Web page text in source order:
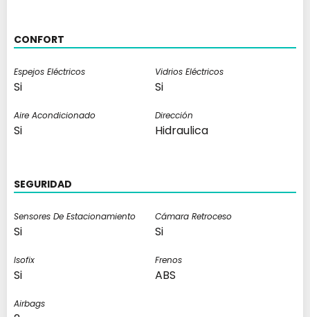
CONFORT
Espejos Eléctricos
Si
Vidrios Eléctricos
Si
Aire Acondicionado
Si
Dirección
Hidraulica
SEGURIDAD
Sensores De Estacionamiento
Si
Cámara Retroceso
Si
Isofix
Si
Frenos
ABS
Airbags